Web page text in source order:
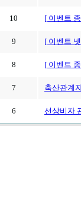
10 [ 이벤트
9 [ 이벤트
8 [ 이벤트
7 축산관계
6 선상비자